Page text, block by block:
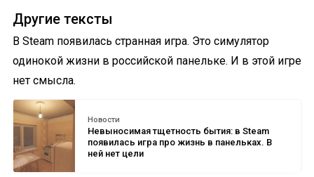
Другие тексты
В Steam появилась странная игра. Это симулятор
одинокой жизни в российской панельке. И в этой игре
нет смысла.
Новости
Невыносимая тщетность бытия: в Steam
появилась игра про жизнь в панельках. В
ней нет цели